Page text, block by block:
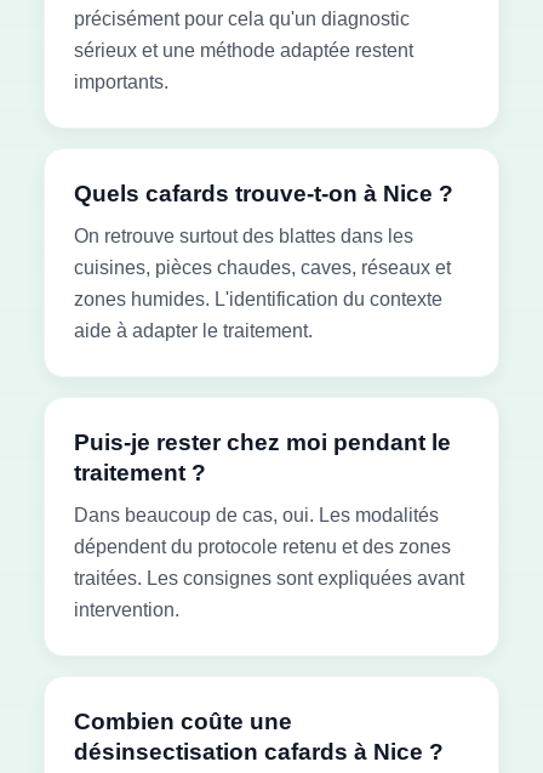
précisément pour cela qu'un diagnostic
sérieux et une méthode adaptée restent
importants.
Quels cafards trouve-t-on à Nice ?
On retrouve surtout des blattes dans les
cuisines, pièces chaudes, caves, réseaux et
zones humides. L'identification du contexte
aide à adapter le traitement.
Puis-je rester chez moi pendant le
traitement ?
Dans beaucoup de cas, oui. Les modalités
dépendent du protocole retenu et des zones
traitées. Les consignes sont expliquées avant
intervention.
Combien coûte une
désinsectisation cafards à Nice ?